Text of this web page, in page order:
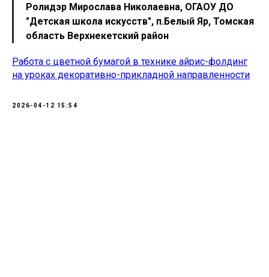
Ролидэр Мирослава Николаевна, ОГАОУ ДО
"Детская школа искусств", п.Белый Яр, Томская
область Верхнекетский район
Работа с цветной бумагой в технике айрис-фолдинг
на уроках декоративно-прикладной направленности
2026-04-12 15:54